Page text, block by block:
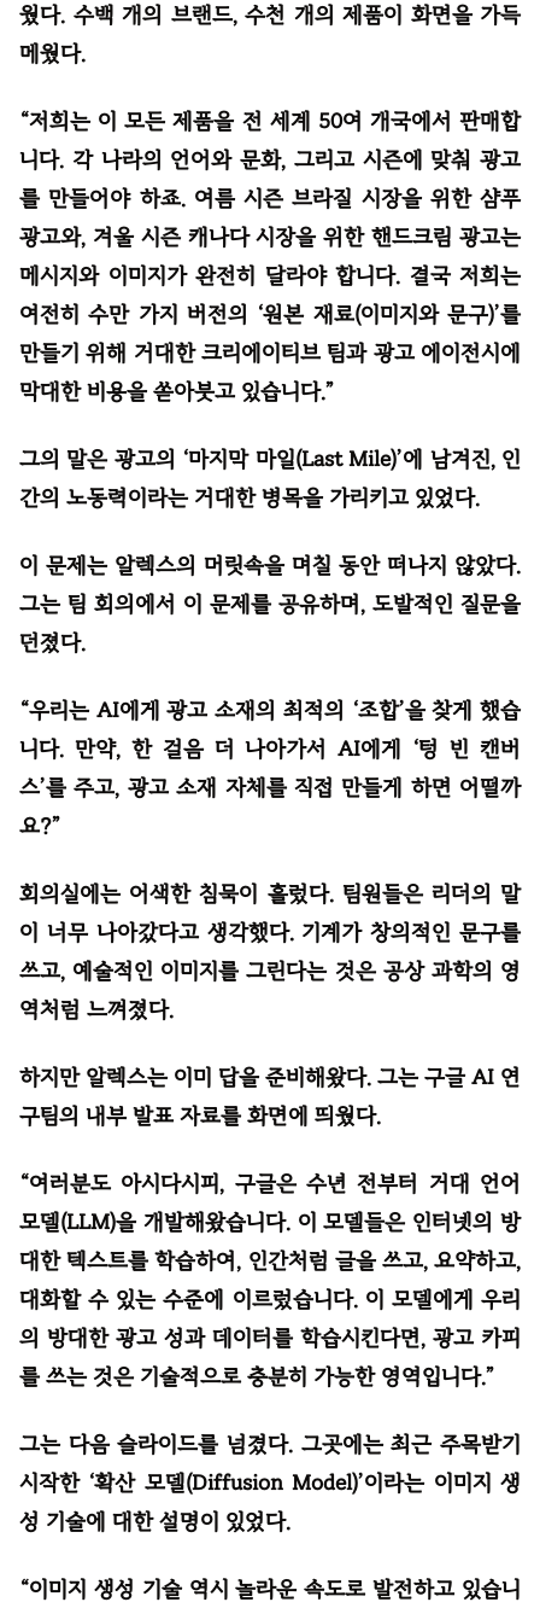
웠다. 수백 개의 브랜드, 수천 개의 제품이 화면을 가득
메웠다.
“저희는 이 모든 제품을 전 세계 50여 개국에서 판매합
니다. 각 나라의 언어와 문화, 그리고 시즌에 맞춰 광고
를 만들어야 하죠. 여름 시즌 브라질 시장을 위한 샴푸
광고와, 겨울 시즌 캐나다 시장을 위한 핸드크림 광고는
메시지와 이미지가 완전히 달라야 합니다. 결국 저희는
여전히 수만 가지 버전의 ‘원본 재료(이미지와 문구)’를
만들기 위해 거대한 크리에이티브 팀과 광고 에이전시에
막대한 비용을 쏟아붓고 있습니다.”
그의 말은 광고의 ‘마지막 마일(Last Mile)’에 남겨진, 인
간의 노동력이라는 거대한 병목을 가리키고 있었다.
이 문제는 알렉스의 머릿속을 며칠 동안 떠나지 않았다.
그는 팀 회의에서 이 문제를 공유하며, 도발적인 질문을
던졌다.
“우리는 AI에게 광고 소재의 최적의 ‘조합’을 찾게 했습
니다. 만약, 한 걸음 더 나아가서 AI에게 ‘텅 빈 캔버
스’를 주고, 광고 소재 자체를 직접 만들게 하면 어떨까
요?”
회의실에는 어색한 침묵이 흘렀다. 팀원들은 리더의 말
이 너무 나아갔다고 생각했다. 기계가 창의적인 문구를
쓰고, 예술적인 이미지를 그린다는 것은 공상 과학의 영
역처럼 느껴졌다.
하지만 알렉스는 이미 답을 준비해왔다. 그는 구글 AI 연
구팀의 내부 발표 자료를 화면에 띄웠다.
“여러분도 아시다시피, 구글은 수년 전부터 거대 언어
모델(LLM)을 개발해왔습니다. 이 모델들은 인터넷의 방
대한 텍스트를 학습하여, 인간처럼 글을 쓰고, 요약하고,
대화할 수 있는 수준에 이르렀습니다. 이 모델에게 우리
의 방대한 광고 성과 데이터를 학습시킨다면, 광고 카피
를 쓰는 것은 기술적으로 충분히 가능한 영역입니다.”
그는 다음 슬라이드를 넘겼다. 그곳에는 최근 주목받기
시작한 ‘확산 모델(Diffusion Model)’이라는 이미지 생
성 기술에 대한 설명이 있었다.
“이미지 생성 기술 역시 놀라운 속도로 발전하고 있습니